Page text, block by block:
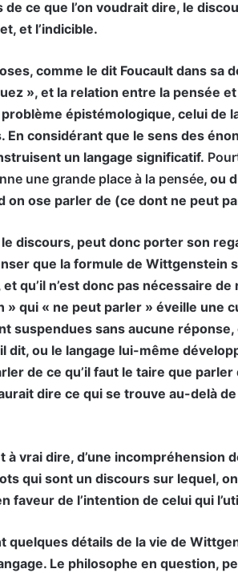
ce que l’on voudrait dire, le
et l’indicible.
comme le dit Foucault dans sa
», et la relation entre la pensée
épistémologique, celui de
En considérant que le sens des
un langage significatif.
une grande place à la pensée, ou
on ose parler de (ce dont ne peut
discours, peut donc porter son
que la formule de Wittgenstein
qu’il n’est donc pas nécessaire de
» qui « ne peut parler » éveille une
suspendues sans aucune
dit, ou le langage lui-même
de ce qu’il faut le taire que
dire ce qui se trouve au-delà
vrai dire, d’une incompréhension
qui sont un discours sur lequel, on
faveur de l’intention de celui qui
quelques détails de la vie de
Le philosophe en question,